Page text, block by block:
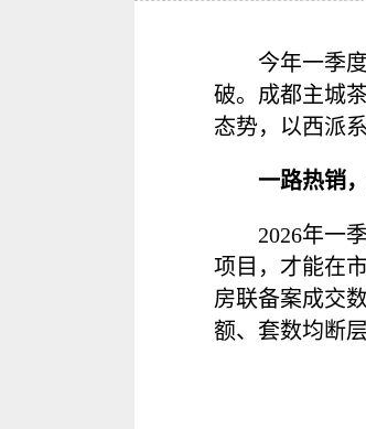
今年一季
破。成都主城
态势，以西派
一路热销
2026年一
项目，才能在
房联备案成交
额、套数均断